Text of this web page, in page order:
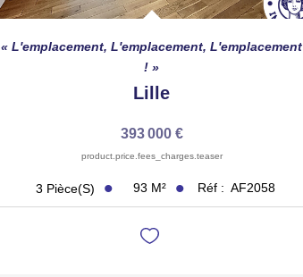
L'emplacement, L'emplacement, L'emplacement
!
Lille
393 000 €
product.price.fees_charges.teaser
3 Pièce(s) 93 M² Réf : AF2058